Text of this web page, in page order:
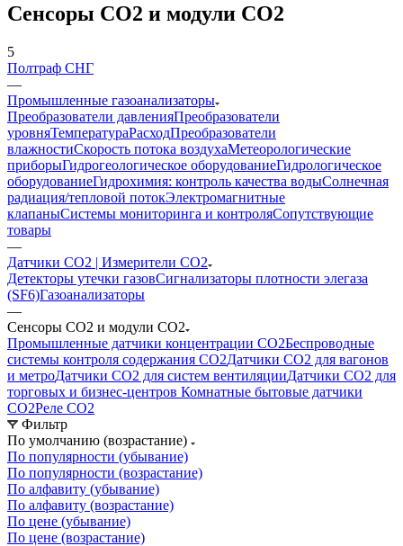
Сенсоры СО2 и модули СО2
5
Полтраф СНГ
—
Промышленные газоанализаторы
Преобразователи давленияПреобразователи
уровняТемператураРасходПреобразователи
влажностиСкорость потока воздухаМетеорологические
приборыГидрогеологическое оборудованиеГидрологическое
оборудованиеГидрохимия: контроль качества водыСолнечная
радиация/тепловой потокЭлектромагнитные
клапаныСистемы мониторинга и контроляСопутствующие
товары
—
Датчики CO2 | Измерители СО2
Детекторы утечки газовСигнализаторы плотности элегаза
(SF6)Газоанализаторы
—
Сенсоры СО2 и модули СО2
Промышленные датчики концентрации CO2Беспроводные
системы контроля содержания СО2Датчики CO2 для вагонов
и метроДатчики СО2 для систем вентиляцииДатчики СО2 для
торговых и бизнес-центров Комнатные бытовые датчики
CO2Реле СО2
Фильтр
По умолчанию (возрастание)
По популярности (убывание)
По популярности (возрастание)
По алфавиту (убывание)
По алфавиту (возрастание)
По цене (убывание)
По цене (возрастание)